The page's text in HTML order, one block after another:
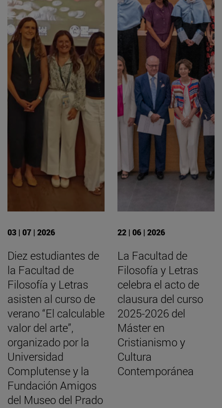
03 | 07 | 2026
Diez estudiantes de
la Facultad de
Filosofía y Letras
asisten al curso de
verano “El calculable
valor del arte”,
organizado por la
Universidad
Complutense y la
Fundación Amigos
del Museo del Prado
22 | 06 | 2026
La Facultad de
Filosofía y Letras
celebra el acto de
clausura del curso
2025-2026 del
Máster en
Cristianismo y
Cultura
Contemporánea